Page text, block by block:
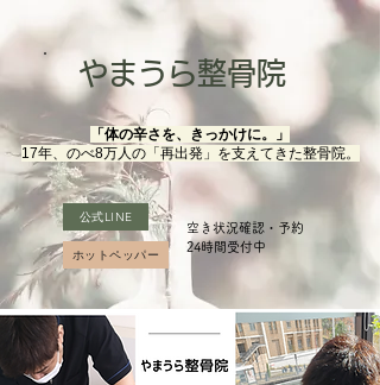
「体の辛さを、きっかけに。」
17年、のべ8万人の「再出発」を支えてきた整骨院。
やまうら整骨院
公式LINE
空き状況確認・予約
​24時間受付中
ホットペッパー